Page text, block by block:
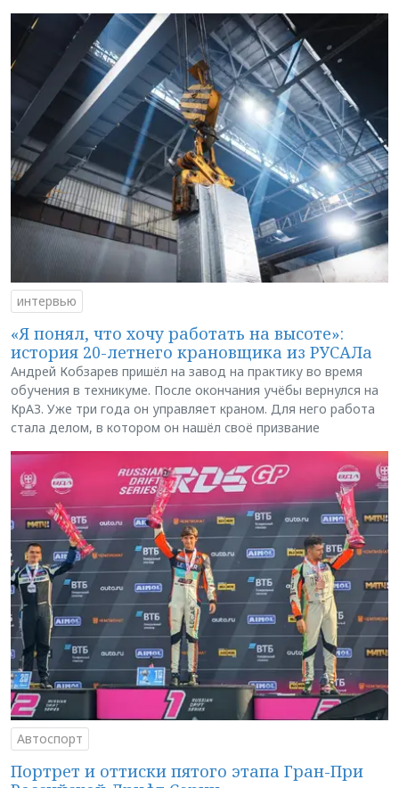
интервью
«Я понял, что хочу работать на высоте»:
история 20-летнего крановщика из РУСАЛа
Андрей Кобзарев пришёл на завод на практику во время
обучения в техникуме. После окончания учёбы вернулся на
КрАЗ. Уже три года он управляет краном. Для него работа
стала делом, в котором он нашёл своё призвание
Автоспорт
Портрет и оттиски пятого этапа Гран-При